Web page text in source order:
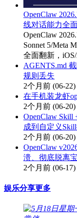
OpenClaw
线对话能力全
OpenClaw
Sonnet 5/Meta
全面翻新，
AGENTS.md
规则丢失
2个月前 (06-22)
在手机装龙虾
2个月前 (06-20)
OpenClaw Skill
成到自定义
2个月前 (06-20)
OpenClaw
溃、彻底脱离
2个月前 (06-17)
娱乐分享更多